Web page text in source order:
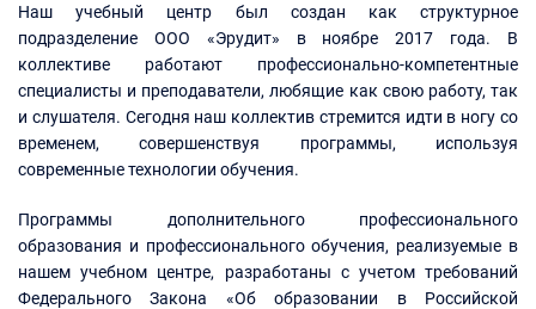
Наш учебный центр был создан как структурное
подразделение ООО «Эрудит» в ноябре 2017 года. В
коллективе работают профессионально-компетентные
специалисты и преподаватели, любящие как свою работу, так
и слушателя. Сегодня наш коллектив стремится идти в ногу со
временем, совершенствуя программы, используя
современные технологии обучения.
Программы дополнительного профессионального
образования и профессионального обучения, реализуемые в
нашем учебном центре, разработаны с учетом требований
Федерального Закона «Об образовании в Российской